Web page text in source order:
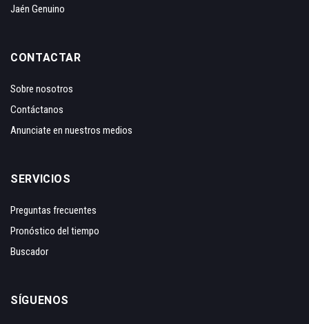
Jaén Genuino
CONTACTAR
Sobre nosotros
Contáctanos
Anunciate en nuestros medios
SERVICIOS
Preguntas frecuentes
Pronóstico del tiempo
Buscador
SÍGUENOS